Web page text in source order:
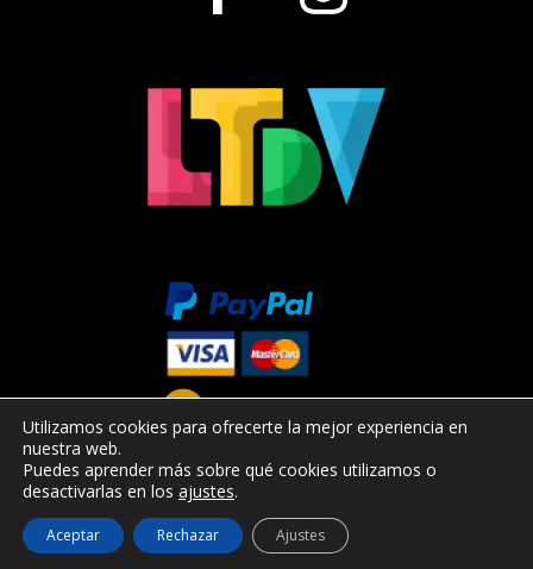
Utilizamos cookies para ofrecerte la mejor experiencia en
nuestra web.
Puedes aprender más sobre qué cookies utilizamos o
desactivarlas en los ajustes.
Aceptar Rechazar Ajustes